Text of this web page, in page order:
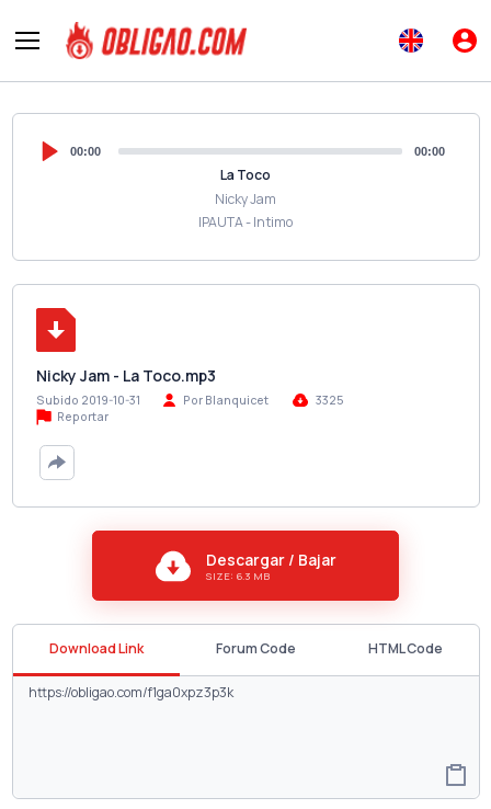
00:00 00:00
La Toco
Nicky Jam
IPAUTA - Intimo
Nicky Jam - La Toco.mp3
Subido 2019-10-31 Por Blanquicet
3325
Reportar
Descargar / Bajar
SIZE: 6.3 MB
Download Link Forum Code HTML Code